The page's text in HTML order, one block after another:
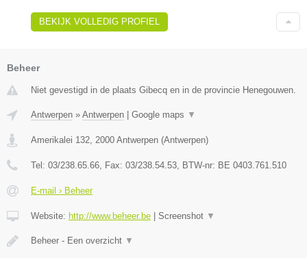
BEKIJK VOLLEDIG PROFIEL
Beheer
Niet gevestigd in de plaats Gibecq en in de provincie Henegouwen.
Antwerpen » Antwerpen | Google maps ▼
Amerikalei 132 2000 Antwerpen (Antwerpen)
Tel: 03/238.65.66 , Fax: 03/238.54.53 , BTW-nr: BE 0403.761.510
E-mail › Beheer
Website: http://www.beheer.be | Screenshot ▼
Beheer - Een overzicht ▼